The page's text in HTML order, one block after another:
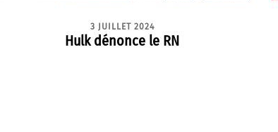
3 JUILLET 2024
Hulk dénonce le RN